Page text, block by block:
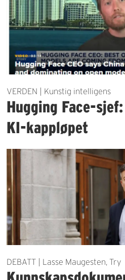
VERDEN | Kunstig intelligens
Hugging Face-
KI-kappløpet
DEBATT | Lasse Maugesten, Try